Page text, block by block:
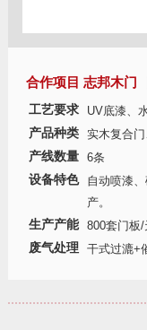
合作项目 志邦木门
工艺要求
UV底漆、
产品种类
实木复合
产线数量
6条
设备特色
自动喷漆
产。
生产产能
800套门板/
废气处理
干式过漉+